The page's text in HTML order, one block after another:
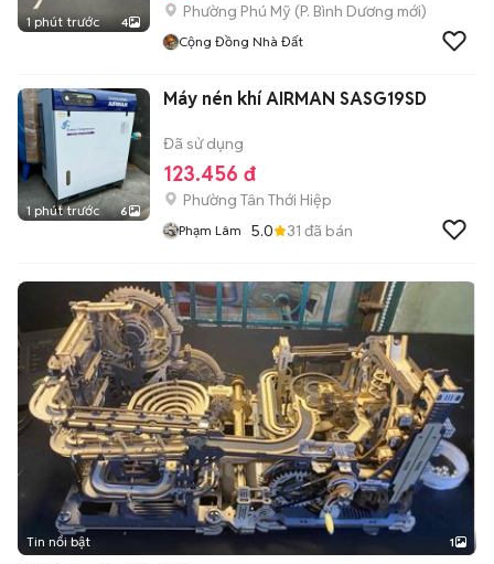
1 phút trước 4
Phường Phú Mỹ (P. Bình Dương mới)
Cộng Đồng Nhà Đất
1 phút trước 6
Máy nén khí AIRMAN SASG19SD
Đã sử dụng
123.456 đ
Phường Tân Thới Hiệp
Phạm Lâm 5.0 31 đã bán
Tin nổi bật 1